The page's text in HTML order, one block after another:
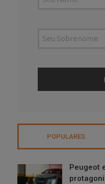
POPULARES
Peugeot